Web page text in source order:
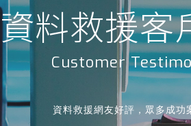
資料救援客
Customer
資料救援網友好評，眾多成功